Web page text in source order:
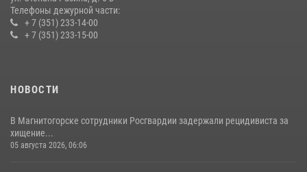
Телефоны дежурной части:
+ 7 (351) 233-14-00
+ 7 (351) 233-15-00
НОВОСТИ
В Магнитогорске сотрудники Росгвардии задержали рецидивиста за
хищение...
05 августа 2026, 06:06